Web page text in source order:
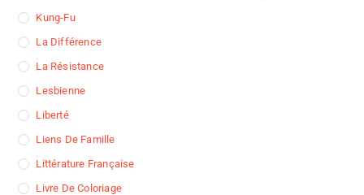
Kung-Fu
La Différence
La Résistance
Lesbienne
Liberté
Liens De Famille
Littérature Française
Livre De Coloriage